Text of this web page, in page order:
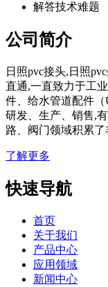
解答技术难题
公司简介
日照pvc接头,日照
直通,一直致力于工
件、给水管道配件（
研发、生产、销售,
路、阀门领域积累了
了解更多
快速导航
首页
关于我们
产品中心
应用领域
新闻中心